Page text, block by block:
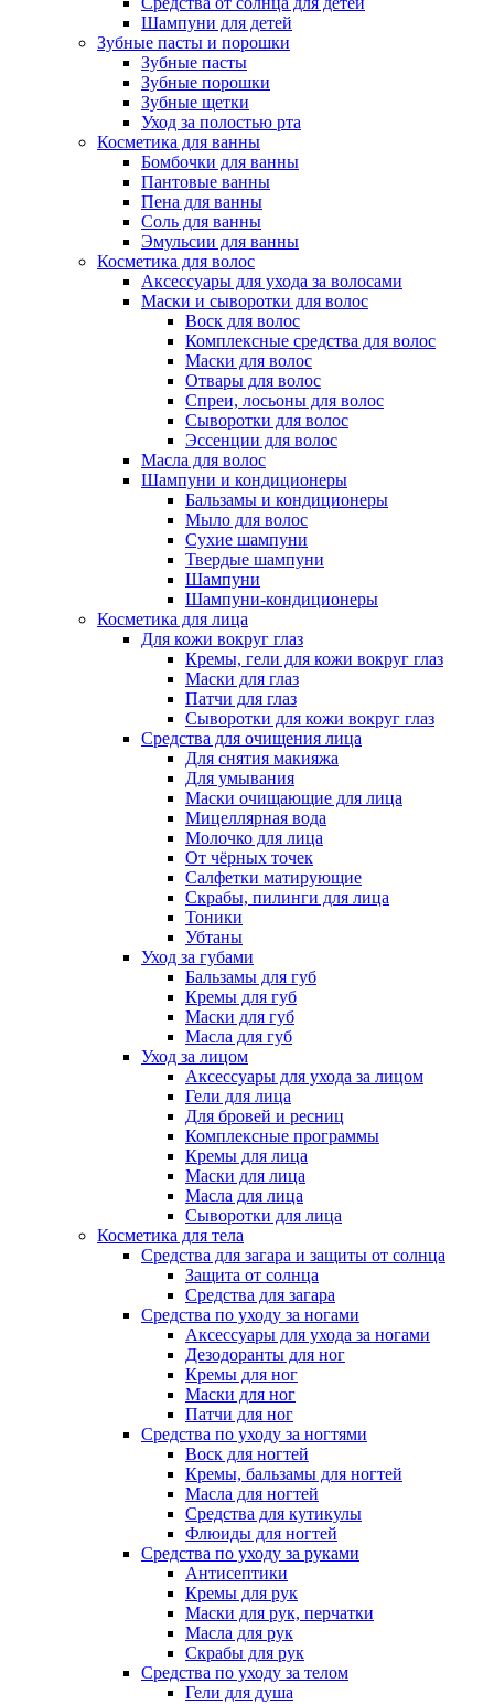
Шампуни для детей
Зубные пасты и порошки
Зубные пасты
Зубные порошки
Зубные щетки
Уход за полостью рта
Косметика для ванны
Бомбочки для ванны
Пантовые ванны
Пена для ванны
Соль для ванны
Эмульсии для ванны
Косметика для волос
Аксессуары для ухода за волосами
Маски и сыворотки для волос
Воск для волос
Комплексные средства для волос
Маски для волос
Отвары для волос
Спреи, лосьоны для волос
Сыворотки для волос
Эссенции для волос
Масла для волос
Шампуни и кондиционеры
Бальзамы и кондиционеры
Мыло для волос
Сухие шампуни
Твердые шампуни
Шампуни
Шампуни-кондиционеры
Косметика для лица
Для кожи вокруг глаз
Кремы, гели для кожи вокруг глаз
Маски для глаз
Патчи для глаз
Сыворотки для кожи вокруг глаз
Средства для очищения лица
Для снятия макияжа
Для умывания
Маски очищающие для лица
Мицеллярная вода
Молочко для лица
От чёрных точек
Салфетки матирующие
Скрабы, пилинги для лица
Тоники
Убтаны
Уход за губами
Бальзамы для губ
Кремы для губ
Маски для губ
Масла для губ
Уход за лицом
Аксессуары для ухода за лицом
Гели для лица
Для бровей и ресниц
Комплексные программы
Кремы для лица
Маски для лица
Масла для лица
Сыворотки для лица
Косметика для тела
Средства для загара и защиты от солнца
Защита от солнца
Средства для загара
Средства по уходу за ногами
Аксессуары для ухода за ногами
Дезодоранты для ног
Кремы для ног
Маски для ног
Патчи для ног
Средства по уходу за ногтями
Воск для ногтей
Кремы, бальзамы для ногтей
Масла для ногтей
Средства для кутикулы
Флюиды для ногтей
Средства по уходу за руками
Антисептики
Кремы для рук
Маски для рук, перчатки
Масла для рук
Скрабы для рук
Средства по уходу за телом
Гели для душа